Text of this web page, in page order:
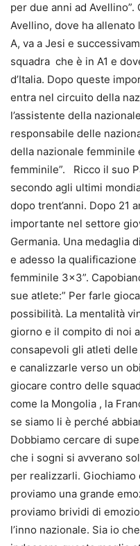
per due anni ad
Avellino, dove ha allenato
A, va a Jesi e
squadra che è in A1 e
d’Italia. Dopo queste
entra nel circuito della
l’assistente della
responsabile delle
della nazionale
femminile”. Ricco il suo
secondo agli ultimi
dopo trent’anni. Dopo 21
importante nel settore
Germania. Una medaglia
e adesso la
femminile 3×3”.
sue atlete:” Per farle
possibilità. La mentalità
giorno e il compito di noi
consapevoli gli atleti
e canalizzarle verso un
giocare contro delle
come la Mongolia , la
se siamo li è perché
Dobbiamo cercare di
che i sogni si avverano
per realizzarli. Giochiamo
proviamo una grande
proviamo brividi di
l’inno nazionale. Sia io